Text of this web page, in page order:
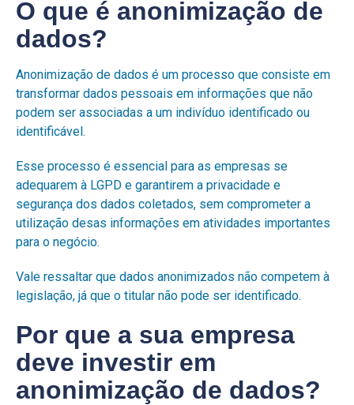
O que é anonimização de
dados?
Anonimização de dados é um processo que consiste em
transformar dados pessoais em informações que não
podem ser associadas a um indivíduo identificado ou
identificável.
Esse processo é essencial para as empresas se
adequarem à LGPD e garantirem a privacidade e
segurança dos dados coletados, sem comprometer a
utilização desas informações em atividades importantes
para o negócio.
Vale ressaltar que dados anonimizados não competem à
legislação, já que o titular não pode ser identificado.
Por que a sua empresa
deve investir em
anonimização de dados?